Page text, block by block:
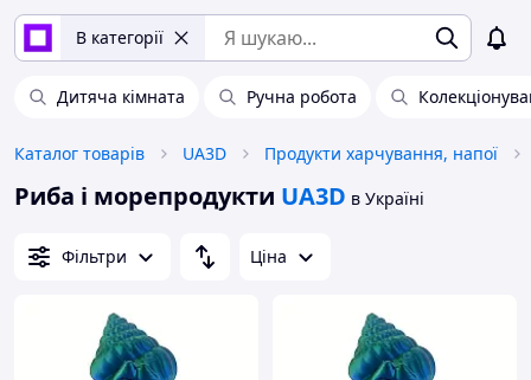
В категорії
Дитяча кімната Ручна робота
Каталог товарів UA3D Продукти харчування, напої
Риба і морепродукти UA3D в Україні
Фільтри Ціна